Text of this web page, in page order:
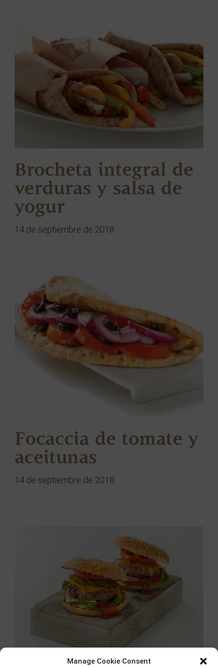
Manage Cookie Consent
Brocheta integral de
verduras y salsa de
yogur
14 de septiembre de 2018
Focaccia de tomate y
aceitunas
14 de septiembre de 2018